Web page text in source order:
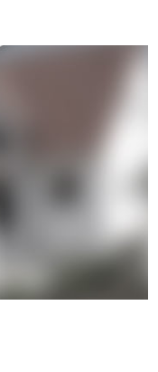
Ausstattung, die
Ambiente